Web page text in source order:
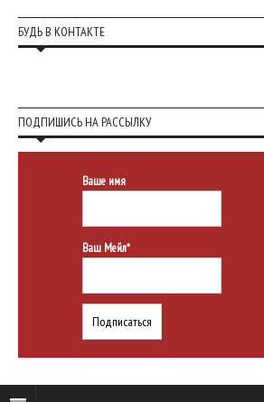
БУДЬ В КОНТАКТЕ
ПОДПИШИСЬ НА РАССЫЛКУ
Ваше имя
Ваш Мейл*